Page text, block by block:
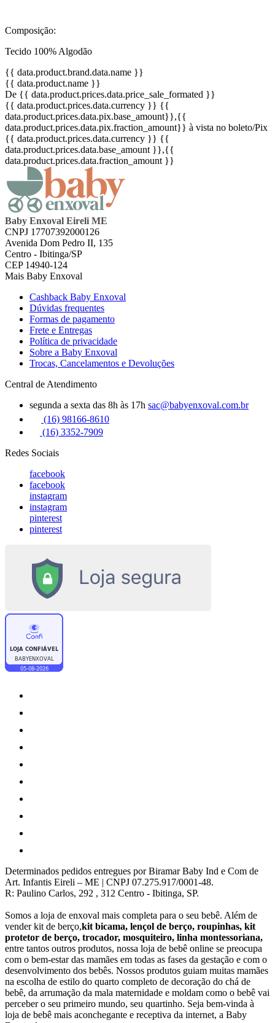
Composição:
Tecido 100% Algodão
{{ data.product.brand.data.name }}
{{ data.product.name }}
De {{ data.product.prices.data.price_sale_formated }}
{{ data.product.prices.data.currency }} {{
data.product.prices.data.pix.base_amount}},{{
data.product.prices.data.pix.fraction_amount}} à vista no boleto/Pix
{{ data.product.prices.data.currency }} {{
data.product.prices.data.base_amount }},{{
data.product.prices.data.fraction_amount }}
Baby Enxoval Eireli ME
CNPJ 17707392000126
Avenida Dom Pedro II, 135
Centro - Ibitinga/SP
CEP 14940-124
Mais Baby Enxoval
Cashback Baby Enxoval
Dúvidas frequentes
Formas de pagamento
Frete e Entregas
Política de privacidade
Sobre a Baby Enxoval
Trocas, Cancelamentos e Devoluções
Central de Atendimento
segunda a sexta das 8h às 17h sac@babyenxoval.com.br
(16) 98166-8610
(16) 3352-7909
Redes Sociais
facebook
facebook
instagram
instagram
pinterest
pinterest
Determinados pedidos entregues por Biramar Baby Ind e Com de
Art. Infantis Eireli – ME | CNPJ 07.275.917/0001-48.
R: Paulino Carlos, 292 , 312 Centro - Ibitinga, SP.
Somos a loja de enxoval mais completa para o seu bebê. Além de
vender kit de berço,kit bicama, lençol de berço, roupinhas, kit
protetor de berço, trocador, mosquiteiro, linha montessoriana,
entre tantos outros produtos, nossa loja de bebê online se preocupa
com o bem-estar das mamães em todas as fases da gestação e com o
desenvolvimento dos bebês. Nossos produtos guiam muitas mamães
na escolha de estilo do quarto completo de decoração do chá de
bebê, da arrumação da mala maternidade e moldam como o bebê vai
perceber o seu primeiro mundo, seu quartinho. Seja bem-vinda à
loja de bebê mais aconchegante e receptiva da internet, a Baby